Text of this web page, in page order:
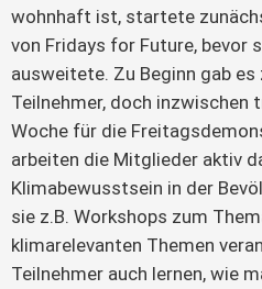
wohnhaft ist, startete
von Fridays for Future, bevor
ausweitete. Zu Beginn gab
Teilnehmer, doch
Woche für die
arbeiten die Mitglieder aktiv
Klimabewusstsein in der
sie z.B. Workshops zum
klimarelevanten Themen
Teilnehmer auch lernen, wie